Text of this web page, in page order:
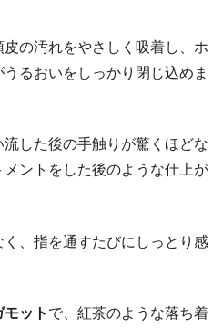
の汚れをやさしく吸着し、ホ
るおいをしっかり閉じ込めま
した後の手触りが驚くほどな
ントをした後のような仕上が
、指を通すたびにしっとり感
ット で、紅茶のような落ち着